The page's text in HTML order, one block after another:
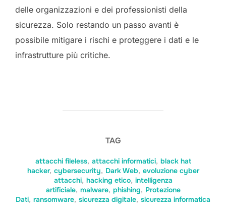
delle organizzazioni e dei professionisti della
sicurezza. Solo restando un passo avanti è
possibile mitigare i rischi e proteggere i dati e le
infrastrutture più critiche.
TAG
attacchi fileless, attacchi informatici, black hat
hacker, cybersecurity, Dark Web, evoluzione cyber
attacchi, hacking etico, intelligenza
artificiale, malware, phishing, Protezione
Dati, ransomware, sicurezza digitale, sicurezza informatica